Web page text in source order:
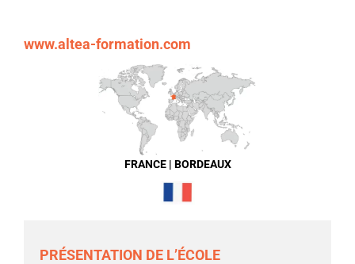
www.altea-formation.com
FRANCE | BORDEAUX
PRÉSENTATION DE L’ÉCOLE